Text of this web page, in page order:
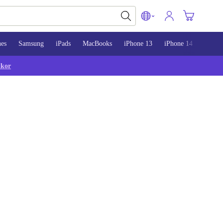
Samsung iPads MacBooks iPhone 13 iPhone 14